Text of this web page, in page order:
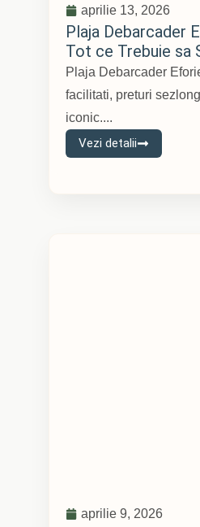
aprilie 13, 2026
Plaja Debarcader
Tot ce Trebuie sa
Plaja Debarcader
facilitati, preturi
iconic....
Vezi detalii
aprilie 9, 2026